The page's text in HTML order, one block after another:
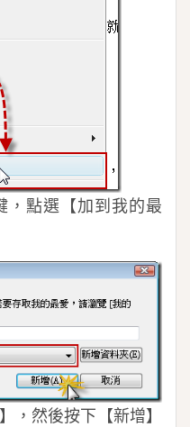
，點選【加到我的最
，然後按下【新增】